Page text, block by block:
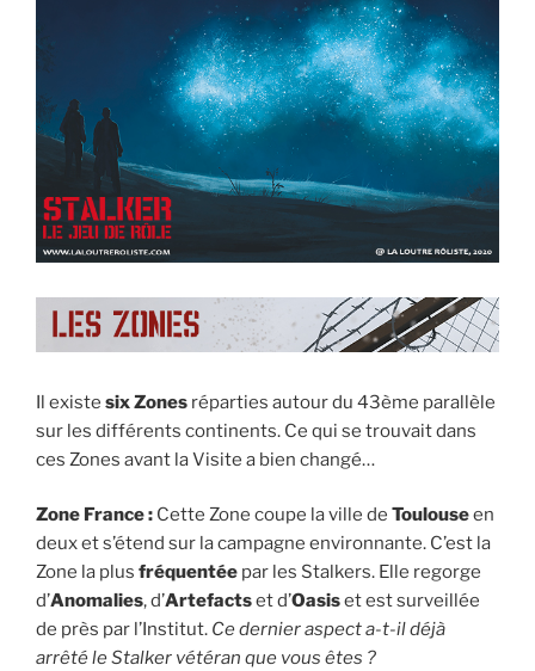
Il existe six Zones réparties autour du 43ème parallèle
sur les différents continents. Ce qui se trouvait dans
ces Zones avant la Visite a bien changé…
Zone France : Cette Zone coupe la ville de Toulouseen
deux et s’étend sur la campagne environnante. C’est la
Zone la plus fréquentée par les Stalkers. Elle regorge
d’Anomalies, d’Artefactset d’Oasiset est surveillée
de près par l’Institut. Ce dernier aspect a-t-il déjà
arrêté le Stalker vétéran que vous êtes ?